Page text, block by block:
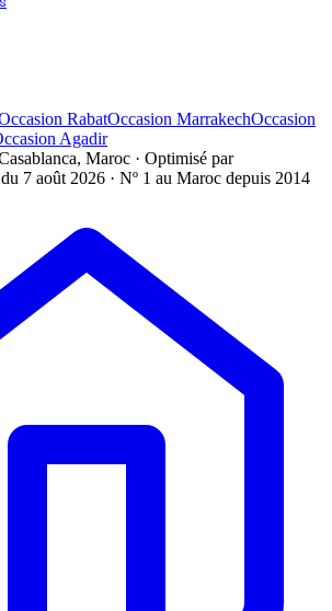
RabatOccasion MarrakechOccasion
Agadir
Maroc · Optimisé par
7 août 2026 · Nº 1 au Maroc depuis 2014